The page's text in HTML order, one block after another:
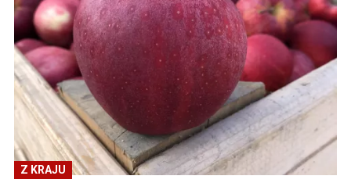
Z KRAJU